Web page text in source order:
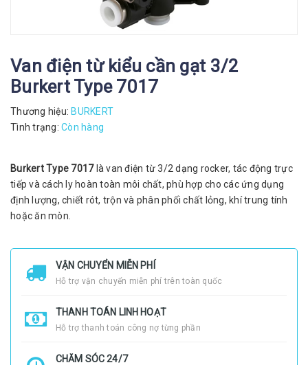
Van điện từ kiểu cần gạt 3/2
Burkert Type 7017
Thương hiệu: BURKERT
Tình trạng: Còn hàng
Burkert Type 7017là van điện từ 3/2 dạng rocker, tác động trực
tiếp và cách ly hoàn toàn môi chất, phù hợp cho các ứng dụng
định lượng, chiết rót, trộn và phân phối chất lỏng, khí trung tính
hoặc ăn mòn.
VẬN CHUYỂN MIỄN PHÍ
Hỗ trợ vận chuyển miễn phí trên toàn quốc
THANH TOÁN LINH HOẠT
Hỗ trợ thanh toán công nợ từng phần
CHĂM SÓC 24/7